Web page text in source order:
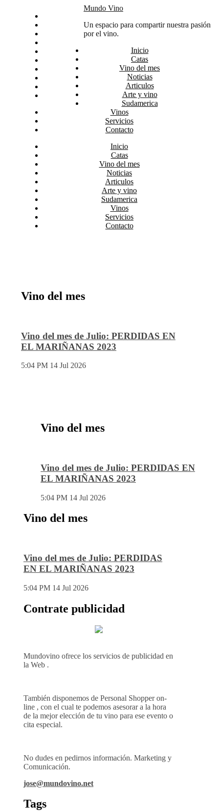
Arte y vino
Sudamerica
Mundo Vino
Un espacio para compartir nuestra pasión
por el vino.
Inicio
Catas
Vino del mes
Noticias
Articulos
Arte y vino
Sudamerica
Vinos
Servicios
Contacto
Inicio
Catas
Vino del mes
Noticias
Articulos
Arte y vino
Sudamerica
Vinos
Servicios
Contacto
Vino del mes
Vino del mes de Julio: PERDIDAS EN
EL MARIÑANAS 2023
5:04 PM 14 Jul 2026
Vino del mes
Vino del mes de Julio: PERDIDAS EN
EL MARIÑANAS 2023
5:04 PM 14 Jul 2026
Vino del mes
Vino del mes de Julio: PERDIDAS
EN EL MARIÑANAS 2023
5:04 PM 14 Jul 2026
Contrate publicidad
Mundovino ofrece los servicios de publicidad en
la Web .
También disponemos de Personal Shopper on-
line , con el cual te podemos asesorar a la hora
de la mejor elección de tu vino para ese evento o
cita especial.
No dudes en pedirnos información. Marketing y
Comunicación.
jose@mundovino.net
Tags